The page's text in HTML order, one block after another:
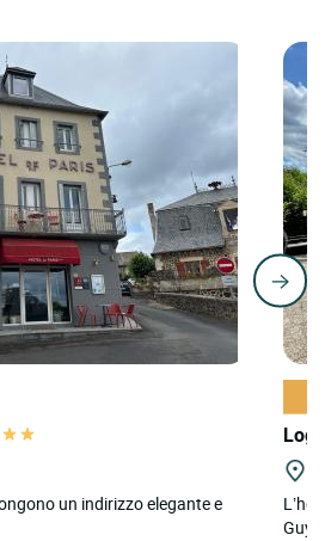
un indirizzo elegante e